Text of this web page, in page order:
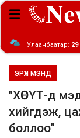
Улаанбаатар:
ЭРҮҮЛ МЭНД
"ХӨСҮТ-д
хийгдэж,
боллоо"